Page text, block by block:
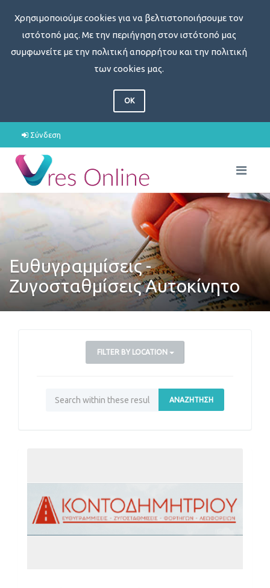
Χρησιμοποιούμε cookies για να βελτιστοποιήσουμε τον
ιστότοπό μας. Με την περιήγηση στον ιστότοπό μας
συμφωνείτε με την πολιτική απορρήτου και την πολιτική
των cookies μας.
OK
Σύνδεση
Ευθυγραμμίσεις -
Ζυγοσταθμίσεις Αυτοκίνητο
FILTER BY LOCATION
ΑΝΑΖΉΤΗΣΗ